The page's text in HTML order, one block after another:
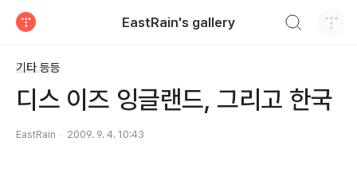
EastRain's gallery
기타 등등
디스 이즈 잉글랜드, 그리고 한국
EastRain 2009. 9. 4. 10:43